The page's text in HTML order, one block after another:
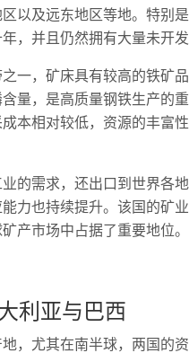
以及远东地区等地。特别
，并且仍然拥有大量未开发
一，矿床具有较高的铁矿
量，是高质量钢铁生产的
本相对较低，资源的丰富
的需求，还出口到世界各
力也持续提升。该国的矿
产市场中占据了重要地位。
利亚与巴西
，尤其在南半球，两国的